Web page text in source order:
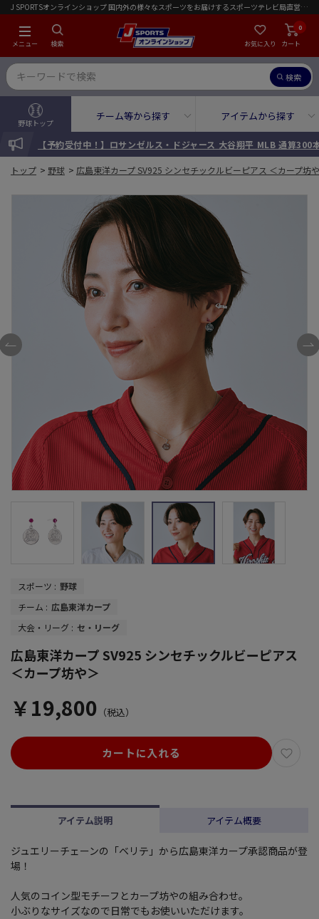
J SPORTSオンラインショップ 国内外の様々なスポーツをお届けするスポーツテレビ局直営店｜会員限定初回ご注文送料無料キャンペーン実施中！
メニュー 検索 お気に入り カート
0
検索
野球トップ
チーム等から探す
アイテムから探す
INFORMATION【予約受付中！】[限定99セット] 広島東洋カープ 斉藤優汰 投手 プ
トップ > 野球 > 広島東洋カープ SV925 シンセチックルビーピアス ＜カープ坊
スポーツ : 野球
チーム : 広島東洋カープ
大会・リーグ : セ・リーグ
広島東洋カープ SV925 シンセチックルビーピアス
＜カープ坊や＞
￥19,800 （税込）
カートに入れる
アイテム説明 アイテム概要
ジュエリーチェーンの「ベリテ」から広島東洋カープ承認商品が登
場！
人気のコイン型モチーフとカープ坊やの組み合わせ。
小ぶりなサイズなので日常でもお使いいただけます。